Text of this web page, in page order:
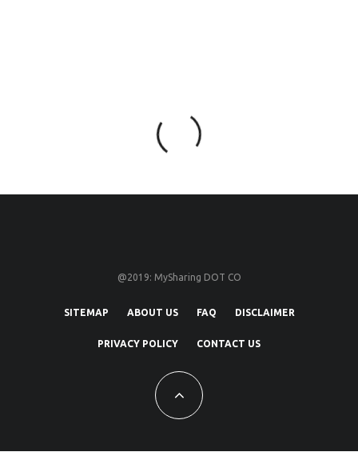
@2019: MySharing DOT CO
SITEMAP ABOUT US FAQ DISCLAIMER
PRIVACY POLICY CONTACT US